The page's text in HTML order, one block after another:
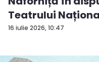
16 iulie 2026, 10:47
Teatrului